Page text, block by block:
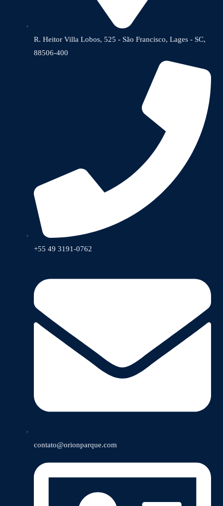
R. Heitor Villa Lobos, 525 - São Francisco, Lages - SC,
88506-400
+55 49 3191-0762
contato@orionparque.com